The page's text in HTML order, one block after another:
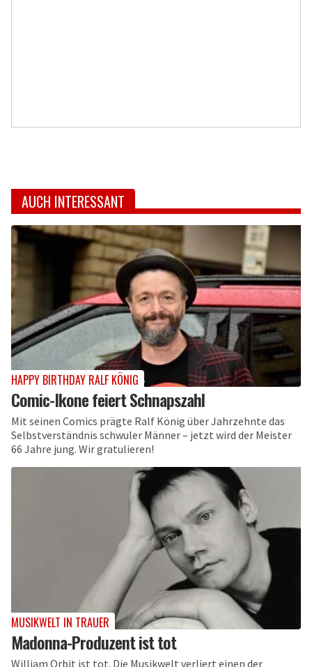
AUCH INTERESSANT
HAPPY BIRTHDAY RALF KÖNIG
Comic-Ikone feiert Schnapszahl
Mit seinen Comics prägte Ralf König über Jahrzehnte das
Selbstverständnis schwuler Männer – jetzt wird der Meister
66 Jahre jung. Wir gratulieren!
MUSIKWELT IN TRAUER
Madonna-Produzent ist tot
William Orbit ist tot. Die Musikwelt verliert einen der